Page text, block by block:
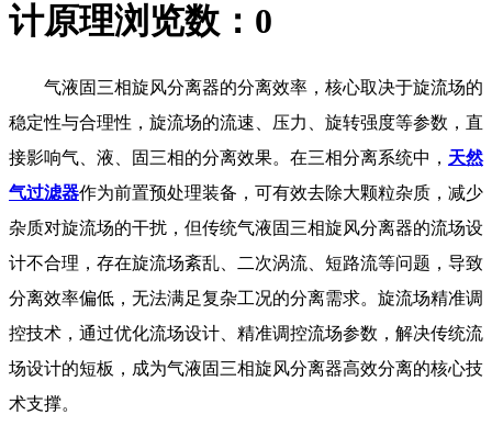
计原理浏览数： 0
气液固三相旋风分离器的分离效率，核心取决于旋流场的
稳定性与合理性，旋流场的流速、压力、旋转强度等参数，直
接影响气、液、固三相的分离效果。在三相分离系统中， 天然
气过滤器作为前置预处理装备，可有效去除大颗粒杂质，减少
杂质对旋流场的干扰，但传统气液固三相旋风分离器的流场设
计不合理，存在旋流场紊乱、二次涡流、短路流等问题，导致
分离效率偏低，无法满足复杂工况的分离需求。旋流场精准调
控技术，通过优化流场设计、精准调控流场参数，解决传统流
场设计的短板，成为气液固三相旋风分离器高效分离的核心技
术支撑。